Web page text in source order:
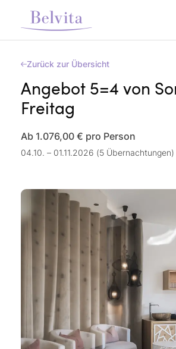
Zurück zur Übersicht
Angebot 5=4 von
Freitag
Ab 1.076,00 € pro Person
04.10. – 01.11.2026 (5 Übernachtungen)